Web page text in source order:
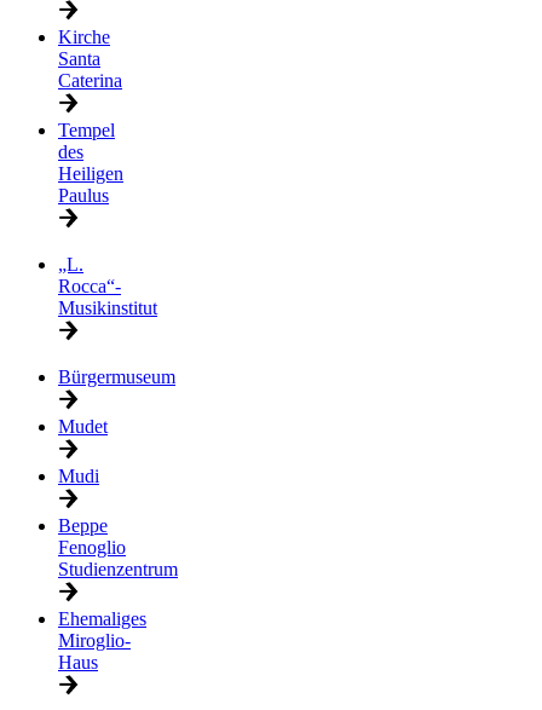
Kirche
Santa
Caterina
Tempel
des
Heiligen
Paulus
„L.
Rocca“-
Musikinstitut
Bürgermuseum
Mudet
Mudi
Beppe
Fenoglio
Studienzentrum
Ehemaliges
Miroglio-
Haus